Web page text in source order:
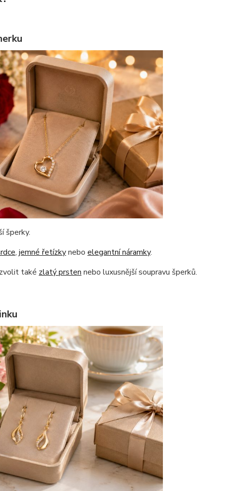
šperky.
, jemné řetízkynebo elegantní náramky.
také zlatý prstennebo luxusnější soupravu šperků.